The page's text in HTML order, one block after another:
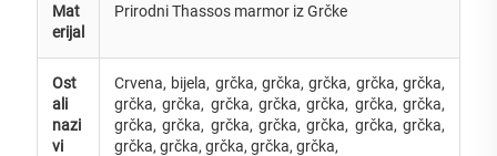
Mat
erijal
Prirodni Thassos marmor iz Grčke
Ost
ali
nazi
vi
Crvena, bijela, grčka, grčka, grčka, grčka, grčka,
grčka, grčka, grčka, grčka, grčka, grčka, grčka,
grčka, grčka, grčka, grčka, grčka, grčka, grčka,
grčka, grčka, grčka, grčka, grčka,